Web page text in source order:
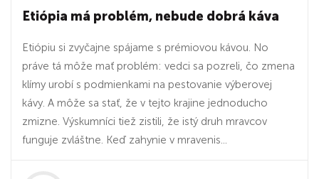
Etiópia má problém, nebude dobrá káva
Etiópiu si zvyčajne spájame s prémiovou kávou. No
práve tá môže mať problém: vedci sa pozreli, čo zmena
klímy urobí s podmienkami na pestovanie výberovej
kávy. A môže sa stať, že v tejto krajine jednoducho
zmizne. Výskumníci tiež zistili, že istý druh mravcov
funguje zvláštne. Keď zahynie v mravenis...